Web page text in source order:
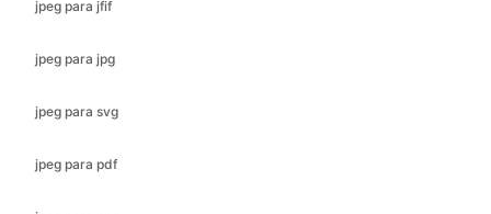
jpeg para svg
jpeg para pdf
jpeg para png
jpeg para webp